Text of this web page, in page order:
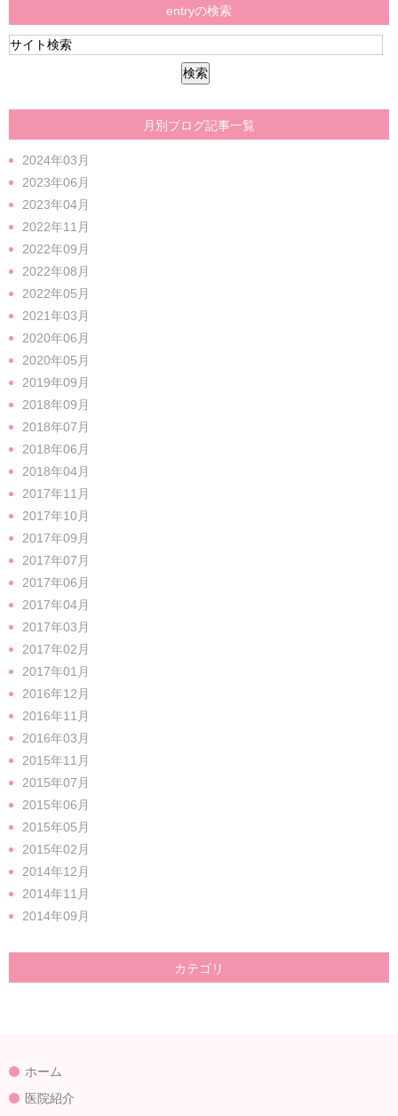
entryの検索
月別ブログ記事一覧
2024年03月
2023年06月
2023年04月
2022年11月
2022年09月
2022年08月
2022年05月
2021年03月
2020年06月
2020年05月
2019年09月
2018年09月
2018年07月
2018年06月
2018年04月
2017年11月
2017年10月
2017年09月
2017年07月
2017年06月
2017年04月
2017年03月
2017年02月
2017年01月
2016年12月
2016年11月
2016年03月
2015年11月
2015年07月
2015年06月
2015年05月
2015年02月
2014年12月
2014年11月
2014年09月
カテゴリ
ホーム
医院紹介